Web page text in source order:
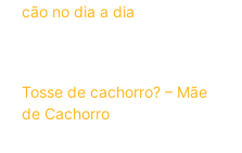
cão no dia a dia
Tosse de cachorro? – Mãe
de Cachorro